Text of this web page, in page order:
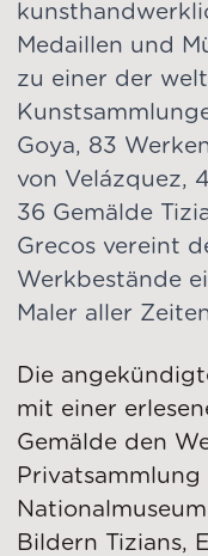
Medaillen und
zu einer der
Goya, 83
von Velázquez,
36 Gemälde
Grecos vereint
Werkbestände
Maler aller
Die
mit einer
Gemälde den
Bildern Tizians,